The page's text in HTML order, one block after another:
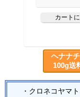
ヘナナ
100g送
・クロネコヤマ